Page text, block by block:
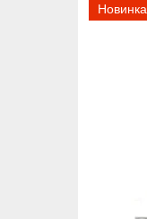
Новинка